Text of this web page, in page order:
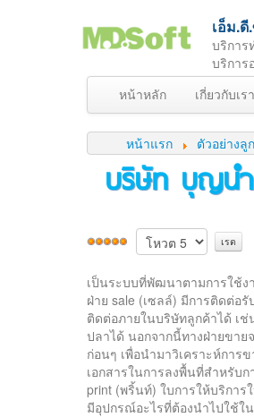
เอ็ม.
บริการ
บริการ
หน้าหลัก เกี่ยวกับเรา
หน้าแรก ตัวอย่างลู
บริษัท บุญนำ
เป็นระบบที่พัฒนาตามการใช้
ฝ่าย sale (เซลล์) มีการติดต่อ
ติดต่อภายในบริษัทลูกค้าได้ เ
ปลาได้ นอกจากนี้ทางฝ่ายขาย
ก่อนๆ เพื่อนำมาวิเคราะห์การ
เอกสารในการลงพื้นที่สำหรับ
print (พริ้นท์) ใบการให้บริกา
มีอุปกรณ์อะไรที่ต้องนำไปใช้ใ